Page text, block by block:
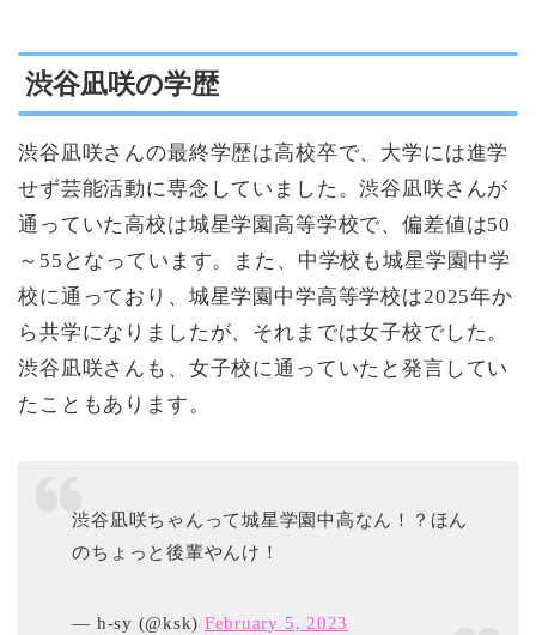
渋谷凪咲の学歴
渋谷凪咲さんの最終学歴は高校卒で、大学には進学
せず芸能活動に専念していました。渋谷凪咲さんが
通っていた高校は城星学園高等学校で、偏差値は50
～55となっています。また、中学校も城星学園中学
校に通っており、城星学園中学高等学校は2025年か
ら共学になりましたが、それまでは女子校でした。
渋谷凪咲さんも、女子校に通っていたと発言してい
たこともあります。
渋谷凪咲ちゃんって城星学園中高なん！？ほん
のちょっと後輩やんけ！
— h-sy (@ksk) February 5, 2023